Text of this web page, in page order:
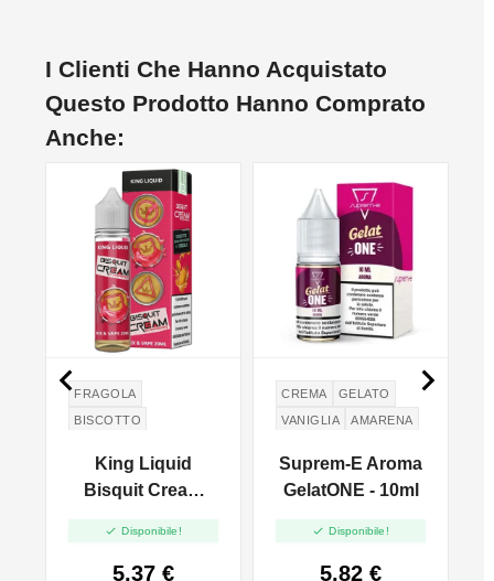
I Clienti Che Hanno Acquistato
Questo Prodotto Hanno Comprato
Anche:
FRAGOLA
BISCOTTO
King Liquid
Bisquit Cream
And Vape - 20ml
 Disponibile!
5,37 €
CREMA
GELATO
VANIGLIA
AMARENA
Suprem-E Aroma
GelatONE - 10ml
 Disponibile!
5,82 €
 